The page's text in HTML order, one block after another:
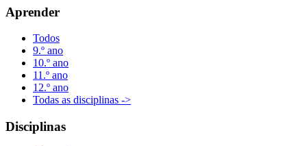
Aprender
Todos
9.º ano
10.º ano
11.º ano
12.º ano
Todas as disciplinas ->
Disciplinas